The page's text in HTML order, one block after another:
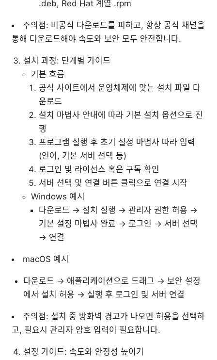
.deb, Red Hat 계열 .rpm
주의점: 비공식 다운로드를 피하고, 항상 공식 채널을
통해 다운로드해야 속도와 보안 모두 안전합니다.
설치 과정: 단계별 가이드
기본 흐름
공식 사이트에서 운영체제에 맞는 설치 파일 다
운로드
설치 마법사 안내에 따라 기본 설치 옵션으로 진
행
프로그램 실행 후 초기 설정 마법사 따라 입력
(언어, 기본 서버 선택 등)
로그인 및 라이선스 혹은 구독 확인
서버 선택 및 연결 버튼 클릭으로 연결 시작
Windows 예시
다운로드 → 설치 실행 → 관리자 권한 허용 →
기본 설정 마법사 완료 → 로그인 → 서버 선택
→ 연결
macOS 예시
다운로드 → 애플리케이션으로 드래그 → 보안 설정
에서 설치 허용 → 실행 후 로그인 및 서버 연결
주의점: 설치 중 방화벽 경고가 나오면 허용을 선택하
고, 필요시 관리자 암호 입력이 필요합니다.
설정 가이드: 속도와 안정성 높이기